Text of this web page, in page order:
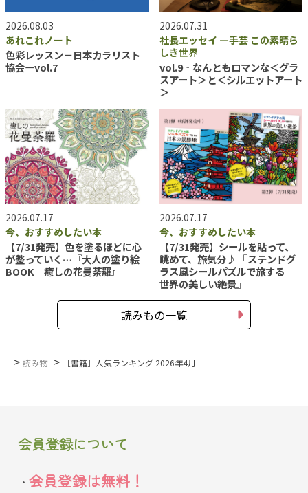
2026.08.03
あれこれノート
色彩レッスン－日本カラリスト
協会ーvol.7
2026.07.31
社長エッセイ ―手芸 この素晴ら
しき世界
vol.9‐なんともロマンな＜グラ
スアート＞と＜シルエットアート
＞
2026.07.17
今、おすすめしたい本
【7/31発売】色を塗るほどに心
が整っていく…『大人の塗り絵
BOOK 癒しの花曼荼羅』
2026.07.17
今、おすすめしたい本
【7/31発売】シールを貼って、
眺めて、旅気分♪ 『ステンドグ
ラス風シールパズルで旅する
世界の美しい絶景』
読みもの一覧
> 読み物 > ［書籍］人気ランキング 2026年4月
会員登録について
会員登録は無料！